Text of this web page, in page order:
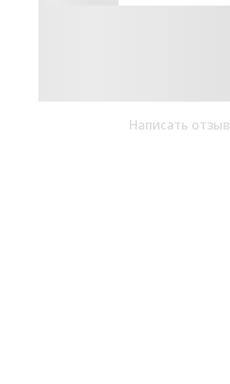
Написать отзыв